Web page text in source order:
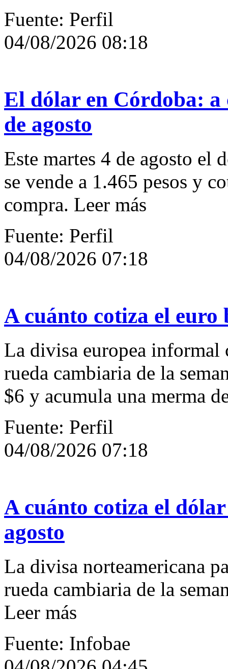
Fuente: Perfil
04/08/2026 08:18
El dólar en Córdoba: a
de agosto
Este martes 4 de agosto el
se vende a 1.465 pesos y
compra. Leer más
Fuente: Perfil
04/08/2026 07:18
A cuánto cotiza el euro
La divisa europea informal
rueda cambiaria de la
$6 y acumula una merma
Fuente: Perfil
04/08/2026 07:18
A cuánto cotiza el
agosto
La divisa norteamericana
rueda cambiaria de la
Leer más
Fuente: Infobae